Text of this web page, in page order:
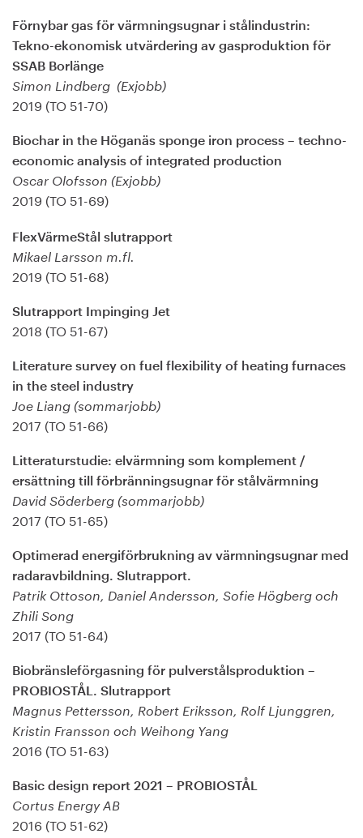
Förnybar gas för värmningsugnar i stålindustrin:
Tekno-ekonomisk utvärdering av gasproduktion för
SSAB Borlänge
Simon Lindberg (Exjobb)
2019 (TO 51-70)
Biochar in the Höganäs sponge iron process – techno-
economic analysis of integrated production
Oscar Olofsson (Exjobb)
2019 (TO 51-69)
FlexVärmeStål slutrapport
Mikael Larsson m.fl.
2019 (TO 51-68)
Slutrapport Impinging Jet
2018 (TO 51-67)
Literature survey on fuel flexibility of heating furnaces
in the steel industry
Joe Liang (sommarjobb)
2017 (TO 51-66)
Litteraturstudie: elvärmning som komplement /
ersättning till förbränningsugnar för stålvärmning
David Söderberg (sommarjobb)
2017 (TO 51-65)
Optimerad energiförbrukning av värmningsugnar med
radaravbildning. Slutrapport.
Patrik Ottoson, Daniel Andersson, Sofie Högberg och
Zhili Song
2017 (TO 51-64)
Biobränsleförgasning för pulverstålsproduktion –
PROBIOSTÅL. Slutrapport
Magnus Pettersson, Robert Eriksson, Rolf Ljunggren,
Kristin Fransson och Weihong Yang
2016 (TO 51-63)
Basic design report 2021 – PROBIOSTÅL
Cortus Energy AB
2016 (TO 51-62)